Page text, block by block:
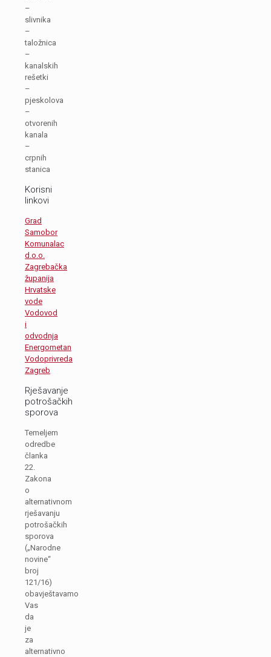
–
slivnika
–
taložnica
–
kanalskih
rešetki
–
pjeskolova
–
otvorenih
kanala
–
crpnih
stanica
Korisni
linkovi
Grad
Samobor
Komunalac
d.o.o.
Zagrebačka
županija
Hrvatske
vode
Vodovod
i
odvodnja
Energometan
Vodoprivreda
Zagreb
Rješavanje
potrošačkih
sporova
Temeljem
odredbe
članka
22.
Zakona
o
alternativnom
rješavanju
potrošačkih
sporova
(„Narodne
novine“
broj
121/16)
obavještavamo
Vas
da
je
za
alternativno